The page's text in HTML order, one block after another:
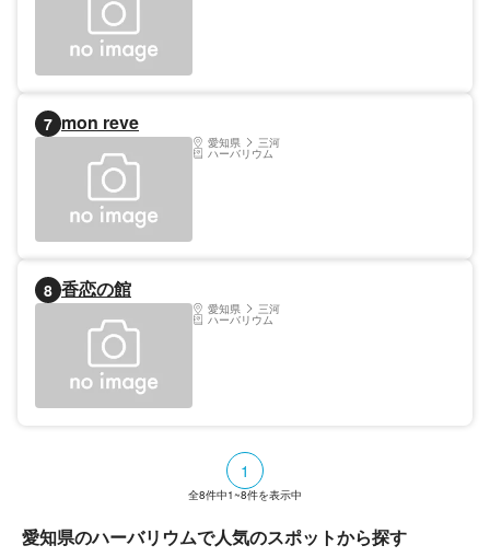
7 mon reve
愛知県 三河
ハーバリウム
8 香恋の館
愛知県 三河
ハーバリウム
1
全8件中1~8件を表示中
愛知県のハーバリウムで人気のスポットから探す